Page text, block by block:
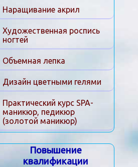
Наращивание акрил
Художественная роспись
ногтей
Объемная лепка
Дизайн цветными гелями
Практический курс SPA-
маникюр, педикюр
(золотой маникюр)
Повышение
квалификации